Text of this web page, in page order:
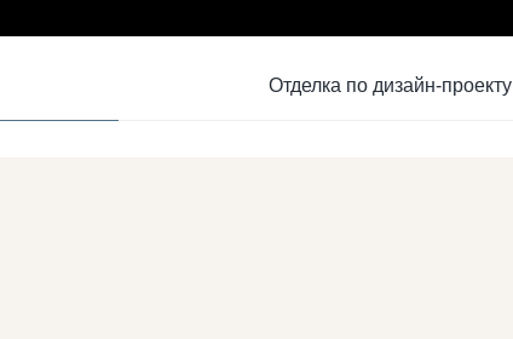
Отделка по дизайн-проекту